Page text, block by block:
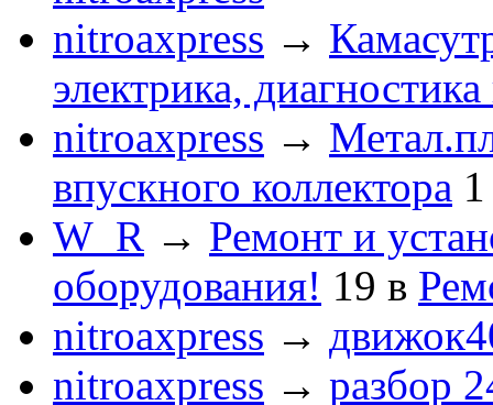
nitroaxpress →
электрика,
nitroaxpress →
впускного коллектора 1
W_R → Ремонт и
оборудования! 19 в
nitroaxpress →
nitroaxpress → разбор